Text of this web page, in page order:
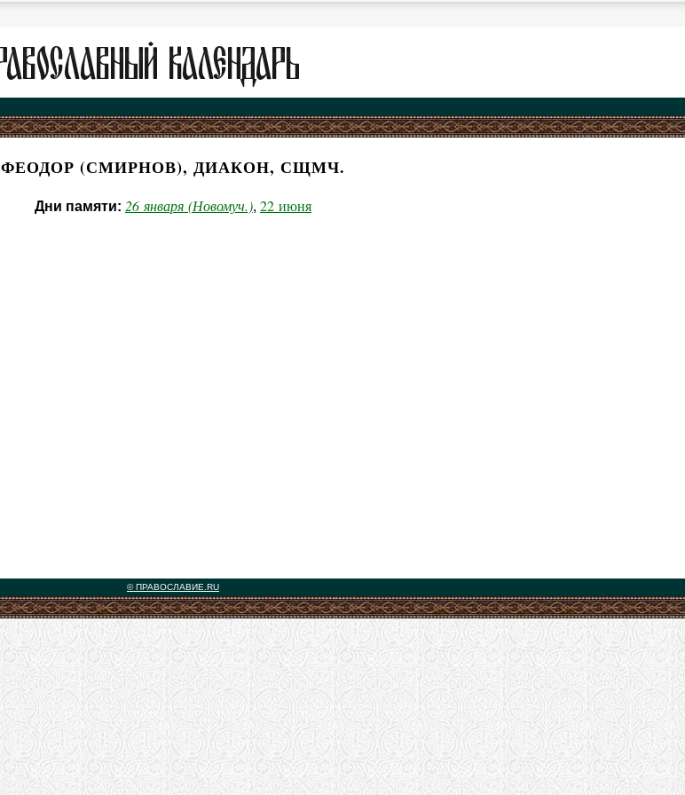
ФЕОДОР (СМИРНОВ), ДИАКОН, СЩМЧ.
Дни памяти: 26 января (Новомуч.), 22 июня
© ПРАВОСЛАВИЕ.RU